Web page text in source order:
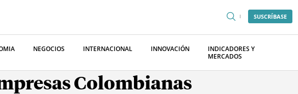
SUSCRÍBASE
NEGOCIOS INTERNACIONAL INNOVACIÓN
INDICADORES Y
MERCADOS
Colombianas